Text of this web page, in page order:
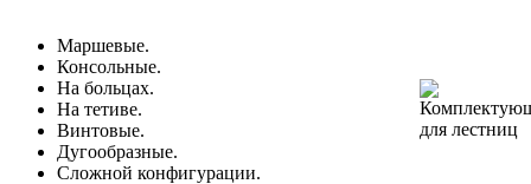
Маршевые.
Консольные.
На больцах.
На тетиве.
Винтовые.
Дугообразные.
Сложной конфигурации.